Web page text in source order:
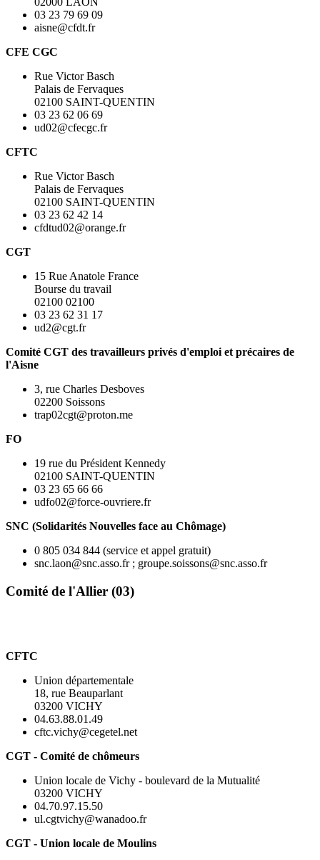
03 23 79 69 09
aisne@cfdt.fr
CFE CGC
Rue Victor Basch
Palais de Fervaques
02100 SAINT-QUENTIN
03 23 62 06 69
ud02@cfecgc.fr
CFTC
Rue Victor Basch
Palais de Fervaques
02100 SAINT-QUENTIN
03 23 62 42 14
cfdtud02@orange.fr
CGT
15 Rue Anatole France
Bourse du travail
02100 02100
03 23 62 31 17
ud2@cgt.fr
Comité CGT des travailleurs privés d'emploi et précaires de
l'Aisne
3, rue Charles Desboves
02200 Soissons
trap02cgt@proton.me
FO
19 rue du Président Kennedy
02100 SAINT-QUENTIN
03 23 65 66 66
udfo02@force-ouvriere.fr
SNC (Solidarités Nouvelles face au Chômage)
0 805 034 844 (service et appel gratuit)
snc.laon@snc.asso.fr ; groupe.soissons@snc.asso.fr
Comité de l'Allier (03)
CFTC
Union départementale
18, rue Beauparlant
03200 VICHY
04.63.88.01.49
cftc.vichy@cegetel.net
CGT - Comité de chômeurs
Union locale de Vichy - boulevard de la Mutualité
03200 VICHY
04.70.97.15.50
ul.cgtvichy@wanadoo.fr
CGT - Union locale de Moulins